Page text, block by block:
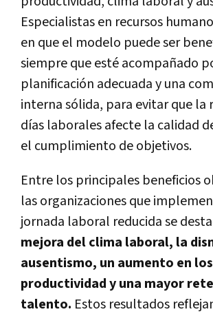
Especialistas en recursos
en que el modelo puede ser
siempre que esté acompañado
planificación adecuada y una
interna sólida, para evitar que la
días laborales afecte la calidad
el cumplimiento de objetivos.
Entre los principales beneficios
las organizaciones que
jornada laboral reducida se
mejora del clima laboral, la
ausentismo, un aumento en
productividad y una mayor
talento. Estos resultados